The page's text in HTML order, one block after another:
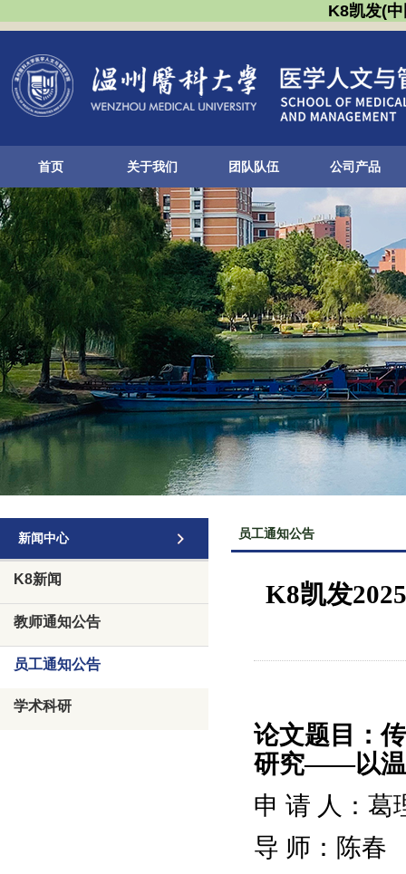
K8凯发(
首页 关于我们 团队队伍 公司产品
新闻中心
K8新闻
教师通知公告
员工通知公告
学术科研
员工通知公告
K8凯发
论文题目：
研究——以温
申 请 人：葛
导 师： 陈春